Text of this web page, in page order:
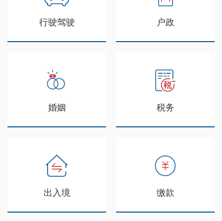
行驶驾驶 户政
婚姻 税务
出入境 缴款